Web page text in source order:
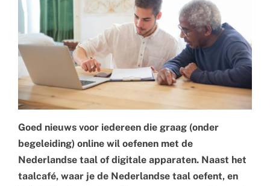
Goed nieuws voor iedereen die graag (onder
begeleiding) online wil oefenen met de
Nederlandse taal of digitale apparaten. Naast het
taalcafé, waar je de Nederlandse taal oefent, en